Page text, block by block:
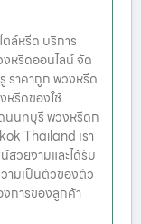
ล์หรีด บริการ
หรีดออนไลน์ จัด
ราคาถูก พวงหรีด
รีดของใช้
นนทบุรี พวงหรีดก
Thailand เรา
สวยงามและได้รับ
ามเป็นตัวของตัว
การของลูกค้า